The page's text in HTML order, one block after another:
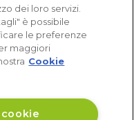
dei loro servizi.
è possibile
le preferenze
maggiori
Cookie